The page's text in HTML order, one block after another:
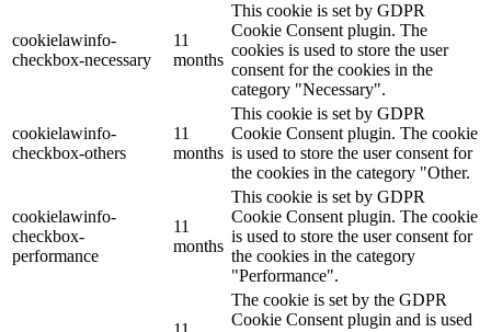
cookielawinfo-
checkbox-necessary
11
months
This cookie is set by GDPR
Cookie Consent plugin. The
cookies is used to store the user
consent for the cookies in the
category "Necessary".
cookielawinfo-
checkbox-others
11
months
This cookie is set by GDPR
Cookie Consent plugin. The cookie
is used to store the user consent for
the cookies in the category "Other.
cookielawinfo-
checkbox-
performance
11
months
This cookie is set by GDPR
Cookie Consent plugin. The cookie
is used to store the user consent for
the cookies in the category
"Performance".
The cookie is set by the GDPR
Cookie Consent plugin and is used